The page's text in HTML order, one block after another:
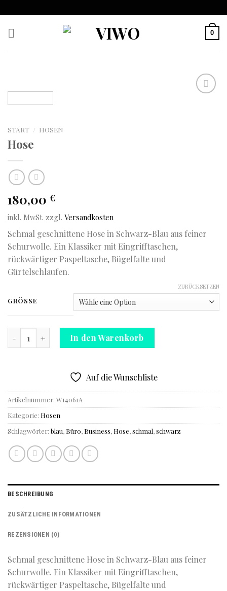
to
content
0
START / HOSEN
Hose
180,00 €
inkl. MwSt. zzgl. Versandkosten
Schmal geschnittene Hose in Schwarz-Blau aus feiner
Schurwolle. Ein Klassiker mit Eingrifftaschen,
rückwärtiger Paspeltasche, Bügelfalte und
Gürtelschlaufen.
GRÖSSE
ZURÜCKSETZEN
In den Warenkorb
Auf die Wunschliste
Artikelnummer: W14061A
Kategorie: Hosen
Schlagwörter: blau, Büro, Business, Hose,schmal,schwarz
BESCHREIBUNG
ZUSÄTZLICHE INFORMATIONEN
REZENSIONEN (0)
Schmal geschnittene Hose in Schwarz-Blau aus feiner
Schurwolle. Ein Klassiker mit Eingrifftaschen,
rückwärtiger Paspeltasche, Bügelfalte und